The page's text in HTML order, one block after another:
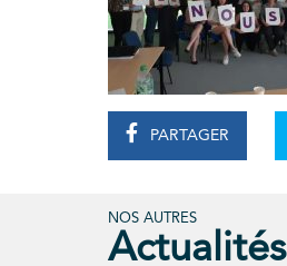
PARTAGER
NOS AUTRES
Actualités